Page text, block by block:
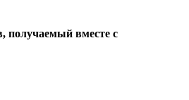
получаемый вместе с